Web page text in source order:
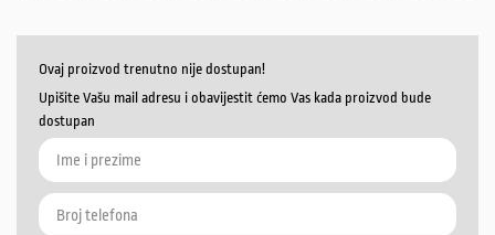
Ovaj proizvod trenutno nije dostupan!
Upišite Vašu mail adresu i obavijestit ćemo Vas kada proizvod bude
dostupan